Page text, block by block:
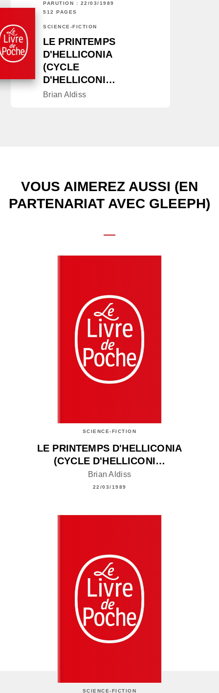
PARUTION : 22/03/1989
512 PAGES
SCIENCE-FICTION
LE PRINTEMPS
D'HELLICONIA
(CYCLE
D'HELLICONI…
Brian Aldiss
VOUS AIMEREZ AUSSI (EN
PARTENARIAT AVEC GLEEPH)
SCIENCE-FICTION
LE PRINTEMPS D'HELLICONIA
(CYCLE D'HELLICONI…
Brian Aldiss
22/03/1989
SCIENCE-FICTION